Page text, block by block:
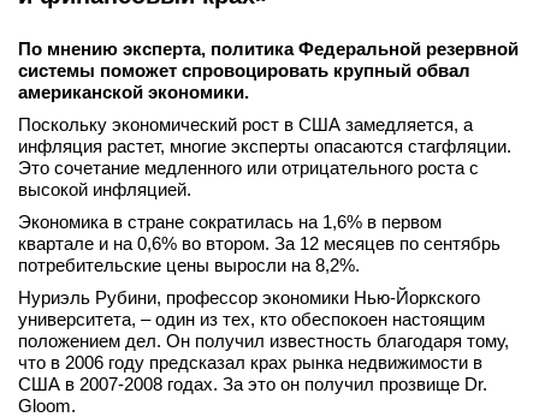
По мнению эксперта, политика Федеральной резервной
системы поможет спровоцировать крупный обвал
американской экономики.
Поскольку экономический рост в США замедляется, а
инфляция растет, многие эксперты опасаются стагфляции.
Это сочетание медленного или отрицательного роста с
высокой инфляцией.
Экономика в стране сократилась на 1,6% в первом
квартале и на 0,6% во втором. За 12 месяцев по сентябрь
потребительские цены выросли на 8,2%.
Нуриэль Рубини, профессор экономики Нью-Йоркского
университета, – один из тех, кто обеспокоен настоящим
положением дел. Он получил известность благодаря тому,
что в 2006 году предсказал крах рынка недвижимости в
США в 2007-2008 годах. За это он получил прозвище Dr.
Gloom.